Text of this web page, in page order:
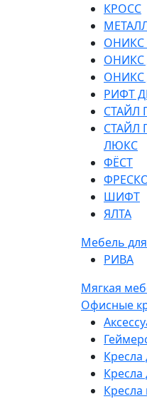
КРОСС
ОНИКС
ОНИКС
ОНИКС
РИФТ
СТАЙЛ
СТАЙЛ
ЛЮКС
ФЁСТ
ШИФТ
ЯЛТА
Мебель
РИВА
Мягкая
Офисные
Кресла
Кресла
Кресла